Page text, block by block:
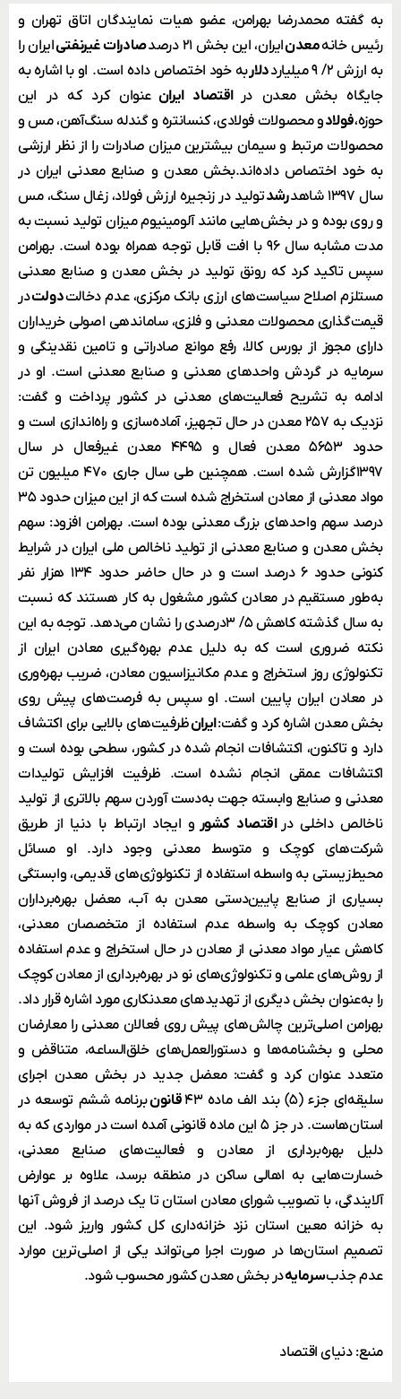
به گفته محمدرضا بهرامن، عضو هیات نمایندگان اتاق تهران و
رئیس خانهمعدنایران، این بخش ۲۱ درصد صادرات غیرنفتیایران را
به ارزش ۲/ ۹ میلیارد
دلار به خود اختصاص داده است. او با اشاره به
جایگاه بخش معدن در اقتصاد ایران عنوان کرد که در این
حوزه،فولادو محصولات فولادی، کنسانتره و گندله سنگ‌آهن، مس و
محصولات مرتبط و سیمان بیشترین میزان صادرات را از نظر ارزشی
به خود اختصاص داده‌اند.بخش معدن و صنایع معدنی ایران در
سال ۱۳۹۷ شاهد
رشدتولید در زنجیره ارزش فولاد، زغال سنگ، مس
و روی بوده و در بخش‌هایی مانند آلومینیوم میزان تولید نسبت به
مدت مشابه سال ۹۶ با افت قابل توجه همراه بوده است. بهرامن
سپس تاکید کرد که رونق تولید در بخش معدن و صنایع معدنی
مستلزم اصلاح سیاست‌های ارزی بانک مرکزی، عدم دخالتدولتدر
قیمت‌گذاری محصولات معدنی و فلزی، ساماندهی اصولی خریداران
دارای مجوز از بورس کالا، رفع موانع صادراتی و تامین نقدینگی و
سرمایه در گردش واحدهای معدنی و صنایع معدنی است. او در
ادامه به تشریح فعالیت‌های معدنی در کشور پرداخت و گفت:
نزدیک به ۲۵۷ معدن در حال تجهیز، آماده‌سازی و راه‌اندازی است و
حدود ۵۶۵۳ معدن فعال و ۴۴۹۵ معدن غیرفعال در سال
۱۳۹۷گزارش شده است. همچنین طی سال جاری ۴۷۰ میلیون تن
مواد معدنی از معادن استخراج شده است که از این میزان حدود ۳۵
درصد سهم واحدهای بزرگ معدنی بوده است. بهرامن افزود: سهم
بخش معدن و صنایع معدنی از تولید ناخالص ملی ایران در شرایط
کنونی حدود ۶ درصد است و در حال حاضر حدود ۱۳۴ هزار نفر
به‌طور مستقیم در معادن کشور مشغول به کار هستند که نسبت
به سال گذشته کاهش ۵/ ۳درصدی را نشان ‌می‌دهد. توجه به این
نکته ضروری است که به دلیل عدم بهره‌گیری معادن ایران از
تکنولوژی روز استخراج و عدم مکانیزاسیون معادن، ضریب بهره‌وری
در معادن ایران پایین است. او سپس به فرصت‌های پیش روی
بخش معدن اشاره کرد و گفت:ایرانظرفیت‌های بالایی برای اکتشاف
دارد و تاکنون، اکتشافات انجام شده در کشور، سطحی بوده است و
اکتشافات عمقی انجام نشده است. ظرفیت افزایش تولیدات
معدنی و صنایع وابسته جهت به‌دست آوردن سهم بالاتری از تولید
ناخالص داخلی دراقتصاد کشور و ایجاد ارتباط با دنیا از طریق
شرکت‌های کوچک و متوسط معدنی وجود دارد. او مسائل
محیط‌زیستی به واسطه استفاده از تکنولوژی‌های قدیمی‌، وابستگی
بسیاری از صنایع پایین‌دستی معدن به آب، معضل بهره‌برداران
معادن کوچک به واسطه عدم استفاده از متخصصان معدنی،
کاهش عیار مواد معدنی از معادن در حال استخراج و عدم استفاده
از روش‌های علمی و تکنولوژی‌های نو در بهره‌برداری از معادن کوچک
را به‌عنوان بخش دیگری از تهدیدهای معدنکاری مورد اشاره قرار داد.
بهرامن اصلی‌ترین چالش‌های پیش روی فعالان معدنی را معارضان
محلی و بخشنامه‌ها و دستورالعمل‌های خلق‌الساعه، متناقض و
متعدد عنوان کرد و گفت: معضل جدید در بخش معدن اجرای
سلیقه‌ای جزء (۵) بند الف ماده ۴۳
قانونبرنامه ششم توسعه در
استان‌هاست. در جز ۵ این ماده قانونی آمده است در مواردی که به
دلیل بهره‌برداری از معادن و فعالیت‌های صنایع معدنی،
خسارت‌هایی به اهالی ساکن در منطقه برسد، علاوه بر عوارض
آلایندگی، با تصویب شورای معادن استان تا یک درصد از فروش آنها
به خزانه معین استان نزد خزانه‌داری کل کشور واریز شود. این
تصمیم استان‌ها در صورت اجرا ‌می‌تواند یکی از اصلی‌ترین موارد
عدم جذبسرمایهدر بخش معدن کشور محسوب شود.
منبع: دنیای اقتصاد